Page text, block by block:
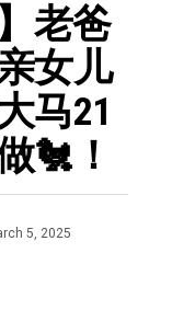
老爸
女儿
马21
🐔！
5, 2025